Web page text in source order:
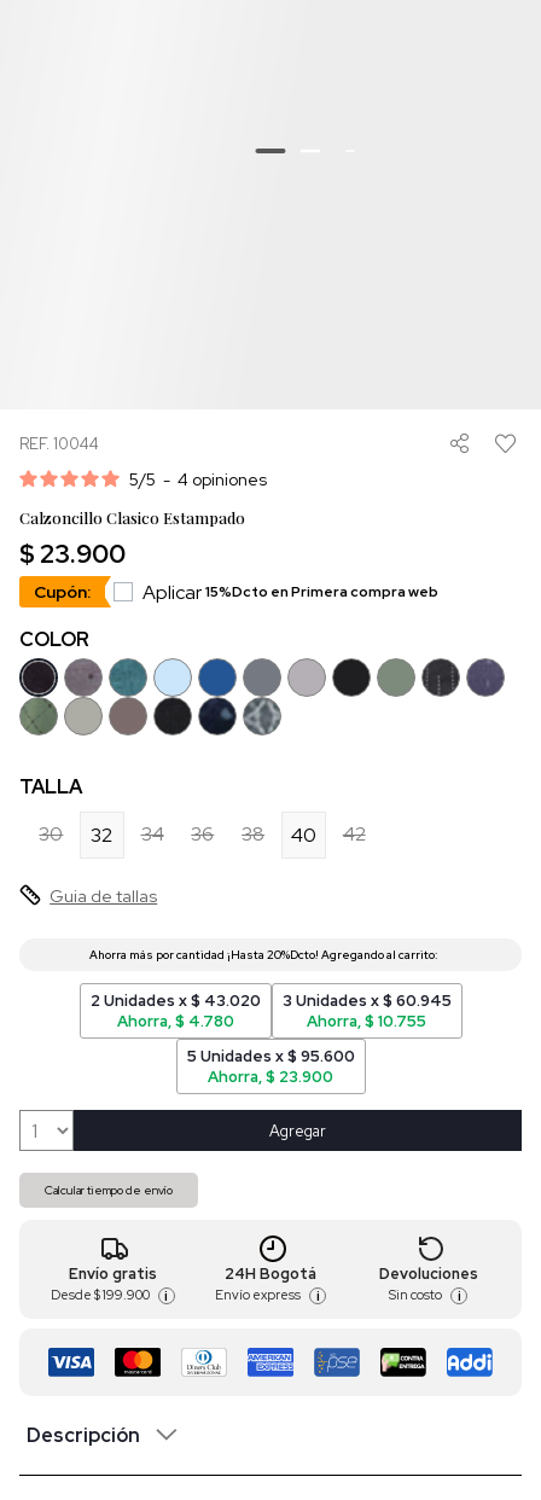
REF. 10044
5/5 - 4 opiniones
Calzoncillo Clasico Estampado
$ 23.900
Cupón: Aplicar15%Dcto en Primera compra web
COLOR
TALLA
30
32 34 36 38 40 42
Guia de tallas
2 Unidades x $ 43.020
Ahorra, $ 4.780
3 Unidades x $ 60.945
Ahorra, $ 10.755
5 Unidades x $ 95.600
Ahorra, $ 23.900
Agregar
Calcular tiempo de envío
Envío gratis
Desde $ 199.900 i
24H Bogotá
Envío express i
Devoluciones
Sin costo i
Descripción